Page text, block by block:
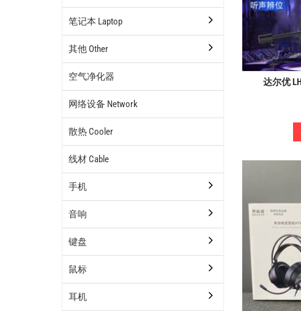
笔记本 Laptop
其他 Other
空气净化器
网络设备 Network
散热 Cooler
线材 Cable
手机
音响
键盘
鼠标
耳机
达尔优